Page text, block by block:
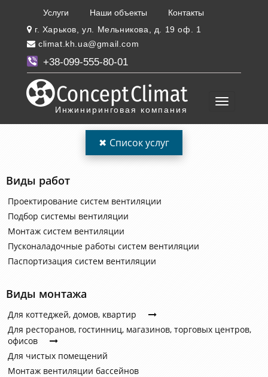
Услуги Наши объекты
Контакты
г. Харьков, ул. Мельникова, д. 19 оф. 1
climat.kh.ua@gmail.com
+38-099-555-80-01
Инжиниринговая компания
✖ Список услуг
Виды работ
Проектирование систем вентиляции
Подбор системы вентиляции
Монтаж систем вентиляции
Пусконаладочные работы систем вентиляции
Паспортизация систем вентиляции
Виды монтажа
Для коттеджей, домов, квартир
Для ресторанов, гостинниц, магазинов, торговых центров,
офисов
Для чистых помещений
Монтаж вентиляции бассейнов